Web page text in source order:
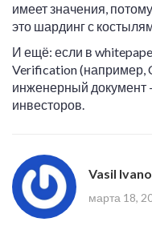
имеет значения,
это шардинг с
И ещё: если в
Verification (например,
инженерный документ
инвесторов.
Vasil
марта 18,